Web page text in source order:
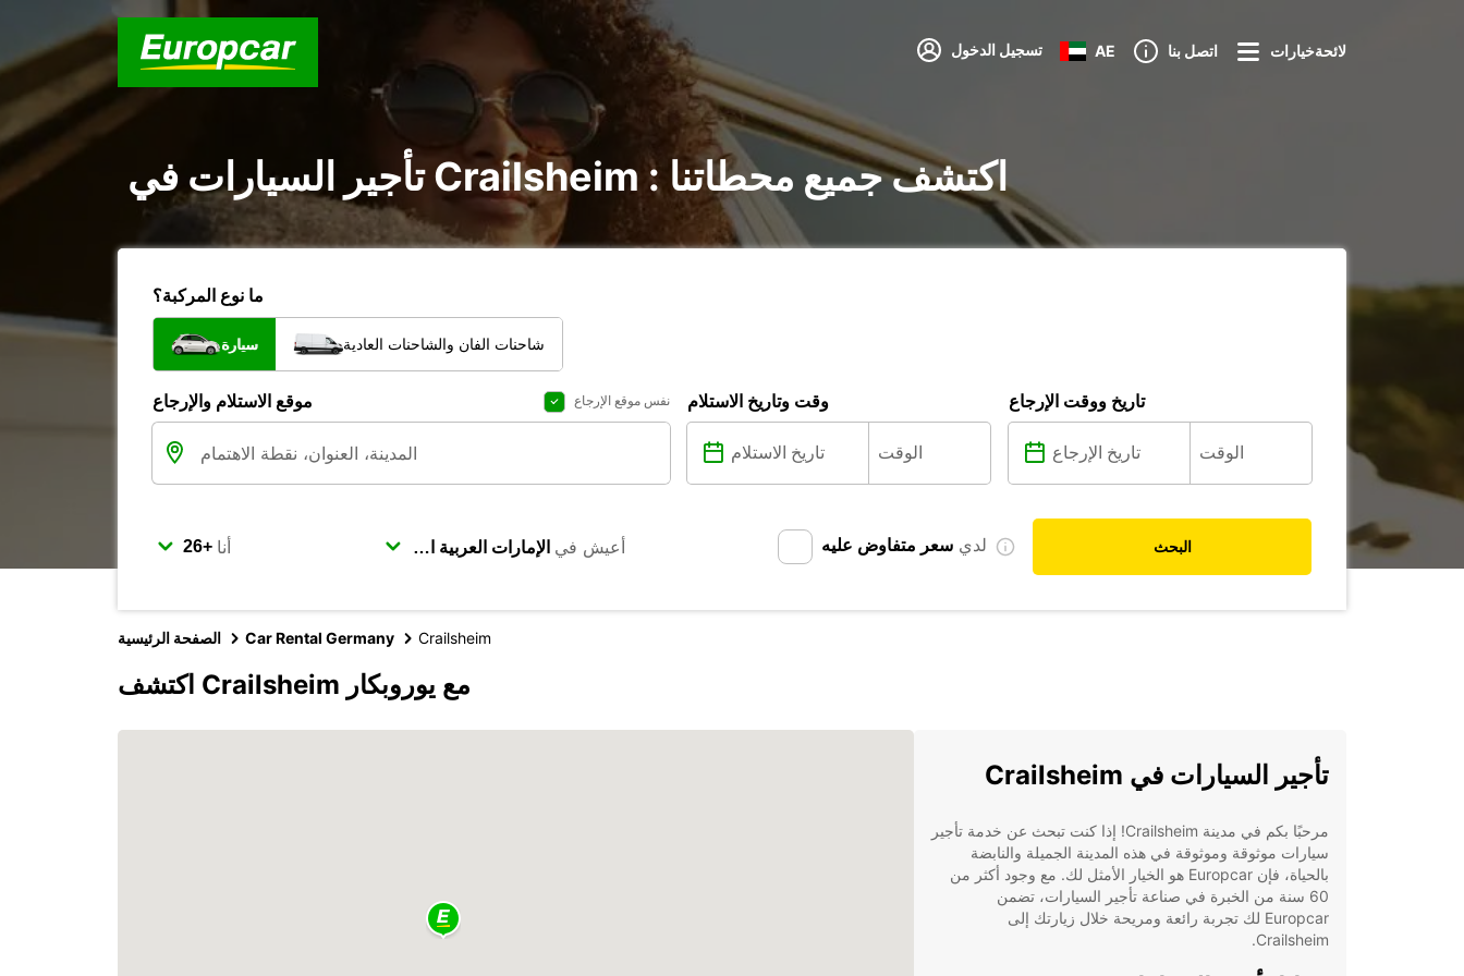
تسجيل الدخول AE اتصل بنا لائحةخيارات
تأجير السيارات في Crailsheim : اكتشف جميع محطاتنا
ما نوع المركبة؟
سيارة شاحنات الفان والشاحنات العادية
موقع الاستلام والإرجاع نفس موقع الإرجاع وقت وتاريخ الاستلام تاريخ ووقت الإرجاع
أنا أعيش في لدي سعر متفاوض عليه البحث
الصفحة الرئيسية Car Rental Germany Crailsheim
اكتشف Crailsheim مع يوروبكار
تأجير السيارات في Crailsheim
مرحبًا بكم في مدينة Crailsheim! إذا كنت تبحث عن خدمة تأجير
سيارات موثوقة وموثوقة في هذه المدينة الجميلة والنابضة
بالحياة، فإن Europcar هو الخيار الأمثل لك. مع وجود أكثر من
60 سنة من الخبرة في صناعة تأجير السيارات، تضمن
Europcar لك تجربة رائعة ومريحة خلال زيارتك إلى
Crailsheim.